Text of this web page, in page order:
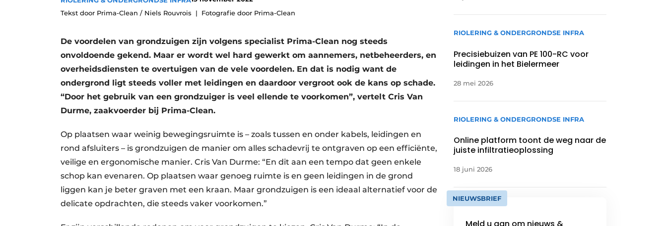
Vacatures
Tekst door Prima-Clean / Niels Rouvrois
Fotografie door Prima-Clean
De voordelen van grondzuigen zijn volgens specialist Prima-Clean nog steeds
onvoldoende gekend. Maar er wordt wel hard gewerkt om aannemers, netbeheerders, en
overheidsdiensten te overtuigen van de vele voordelen. En dat is nodig want de
ondergrond ligt steeds voller met leidingen en daardoor vergroot ook de kans op schade.
“Door het gebruik van een grondzuiger is veel ellende te voorkomen”, vertelt Cris Van
Durme, zaakvoerder bij Prima-Clean.
Op plaatsen waar weinig bewegingsruimte is – zoals tussen en onder kabels, leidingen en
rond afsluiters – is grondzuigen de manier om alles schadevrij te ontgraven op een efficiënte,
veilige en ergonomische manier. Cris Van Durme: “En dit aan een tempo dat geen enkele
schop kan evenaren. Op plaatsen waar genoeg ruimte is en geen leidingen in de grond
liggen kan je beter graven met een kraan. Maar grondzuigen is een ideaal alternatief voor de
delicate opdrachten, die steeds vaker voorkomen.”
RIOLERING & ONDERGRONDSE INFRA
Precisiebuizen van PE 100-RC voor
leidingen in het Bielermeer
28 mei 2026
RIOLERING & ONDERGRONDSE INFRA
Online platform toont de weg naar de
juiste infiltratieoplossing
18 juni 2026
NIEUWSBRIEF
Meld u aan om nieuws &